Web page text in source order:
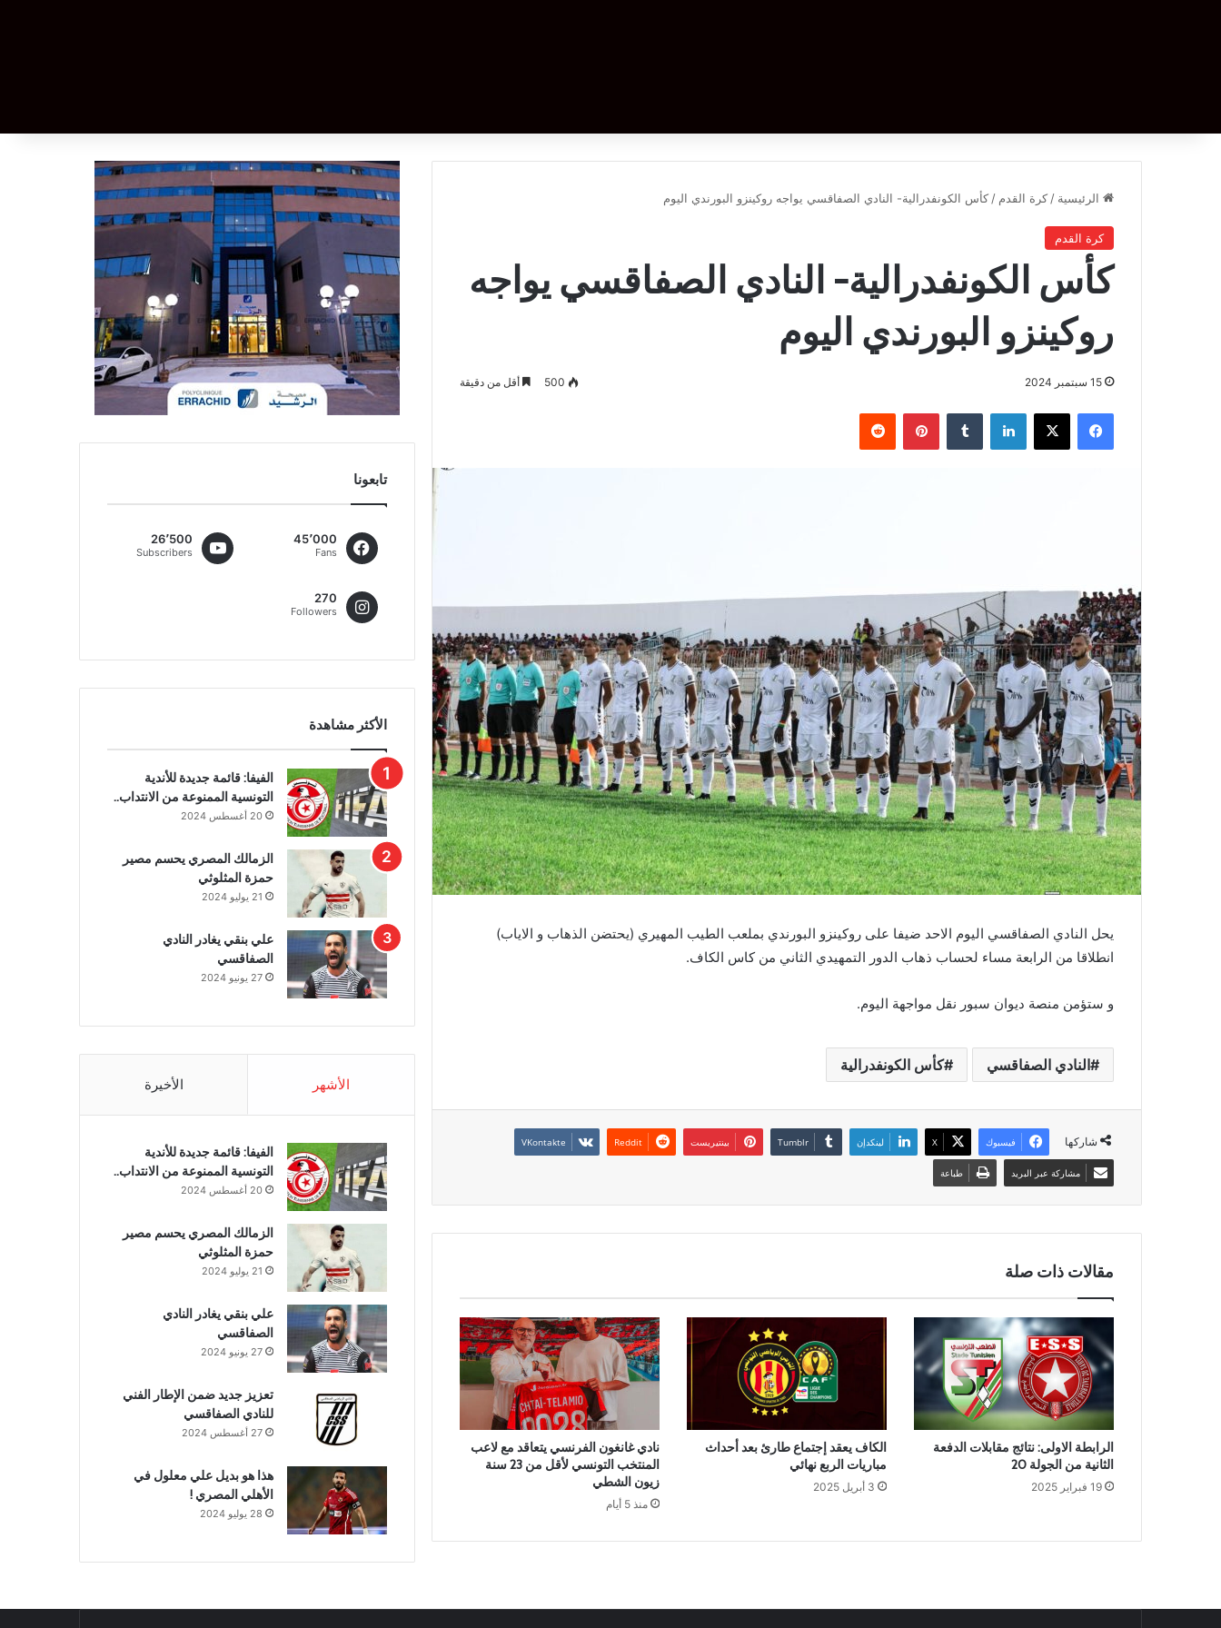
الرئيسية / كرة القدم / كأس الكونفدرالية- النادي الصفاقسي يواجه روكينزو البورندي اليوم
كرة القدم
كأس الكونفدرالية- النادي الصفاقسي يواجه
روكينزو البورندي اليوم
15 سبتمبر 2024 500 أقل من دقيقة
فيسبوك ‫X لينكدإن بينتيريست
يحل النادي الصفاقسي اليوم الاحد ضيفا على روكينزو البورندي بملعب الطيب المهيري (يحتضن الذهاب و الاياب)
انطلاقا من الرابعة مساء لحساب ذهاب الدور التمهيدي الثاني من كاس الكاف.
و ستؤمن منصة ديوان سبور نقل مواجهة اليوم.
النادي الصفاقسي كأس الكونفدرالية
شاركها فيسبوك ‫X لينكدإن بينتيريست
مشاركة عبر البريد طباعة
مقالات ذات صلة
الرابطة الاولى: نتائج مقابلات الدفعة
الثانية من الجولة 20
19 فبراير 2025
الكاف يعقد إجتماع طارئ بعد أحداث
مباريات الربع نهائي
3 أبريل 2025
نادي غانغون الفرنسي يتعاقد مع لاعب
المنتخب التونسي لأقل من 23 سنة
زيون الشطي
منذ 5 أيام
تابعونا
45٬000
Fans
26٬500
Subscribers
270
Followers
الأكثر مشاهدة
الفيفا: قائمة جديدة للأندية
التونسية الممنوعة من الانتداب..
20 أغسطس 2024
الزمالك المصري يحسم مصير
حمزة المثلوثي
21 يوليو 2024
علي بنقي يغادر النادي
الصفاقسي
27 يونيو 2024
الأشهر الأخيرة
الفيفا: قائمة جديدة للأندية
التونسية الممنوعة من الانتداب..
20 أغسطس 2024
الزمالك المصري يحسم مصير
حمزة المثلوثي
21 يوليو 2024
علي بنقي يغادر النادي
الصفاقسي
27 يونيو 2024
تعزيز جديد ضمن الإطار الفني
للنادي الصفاقسي
27 أغسطس 2024
هذا هو بديل علي معلول في
الأهلي المصري !
28 يوليو 2024